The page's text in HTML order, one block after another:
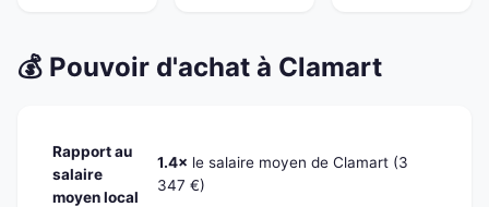
💰 Pouvoir d'achat à Clamart
Rapport au
salaire
moyen local
1.4× le salaire moyen de Clamart (3
347 €)